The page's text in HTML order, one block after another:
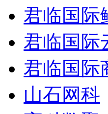
君临国际
君临国际
君临国际
山石网科